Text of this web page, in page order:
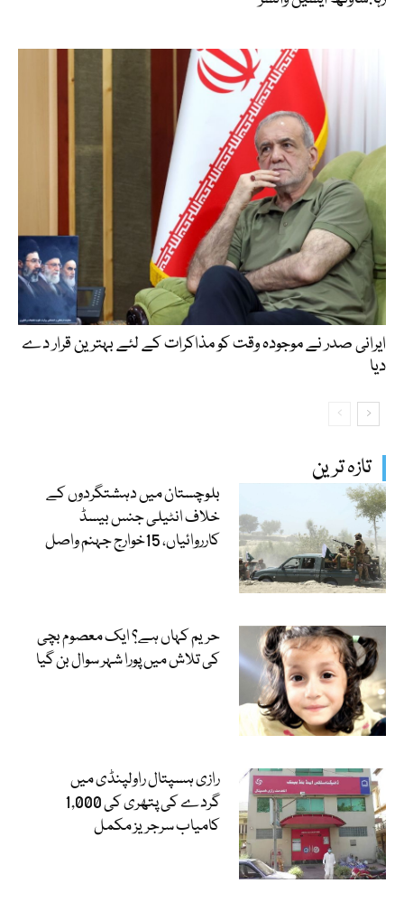
تازہ ترین
بلوچستان میں دہشتگردوں کے
خلاف انٹیلی جنس بیسڈ
کارروائیاں، 15خوارج جہنم واصل
حریم کہاں ہے؟ ایک معصوم بچی
کی تلاش میں پورا شہر سوال بن گیا
رازی ہسپتال راولپنڈی میں
گردے کی پتھری کی 1,000
کامیاب سرجریز مکمل
ایرانی صدر نے موجودہ وقت کو مذاکرات کے لئے بہترین قرار دے
دیا